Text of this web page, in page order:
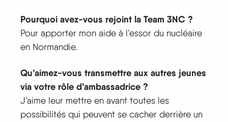
Pourquoi avez-vous rejoint la Team 3NC ?
Pour apporter mon aide à l’essor du nucléaire
en Normandie.
Qu’aimez-vous transmettre aux autres jeunes
via votre rôle d’ambassadrice ?
J’aime leur mettre en avant toutes les
possibilités qui peuvent se cacher derrière un